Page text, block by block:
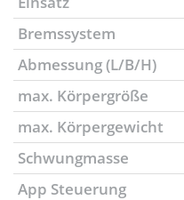
Bremssystem
Abmessung (L/B/H)
max. Körpergröße
max. Körpergewicht
Schwungmasse
App Steuerung